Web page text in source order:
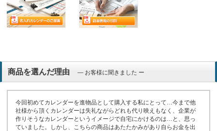
商品を選んだ理由 ― お客様に聞きました ー
今回初めてカレンダーを進物品として購入する私にとって…今まで他
社様から頂くカレンダーは失礼ながらどれも代り映えもなく、企業が
作りそうなカレンダーというイメージで自宅にかけるのは…と、思っ
ていました。しかし、こちらの商品はあたたかみがあり自らお金を出